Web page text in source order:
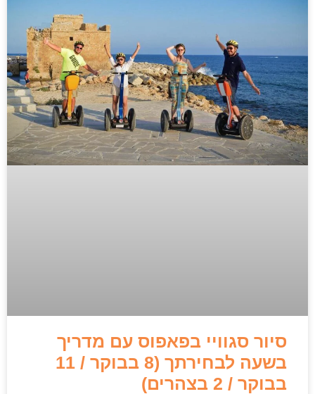
סיור סגוויי בפאפוס עם מדריך
בשעה לבחירתך (8 בבוקר / 11
בבוקר / 2 בצהרים)